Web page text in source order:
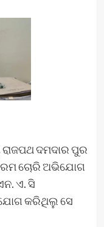
ରାଜପଥ ଦମଦାର ପୁର
ଚୋରି ଅଭିଯୋଗ
ଏ. ସି
କରିଥିଲୁ ସେ